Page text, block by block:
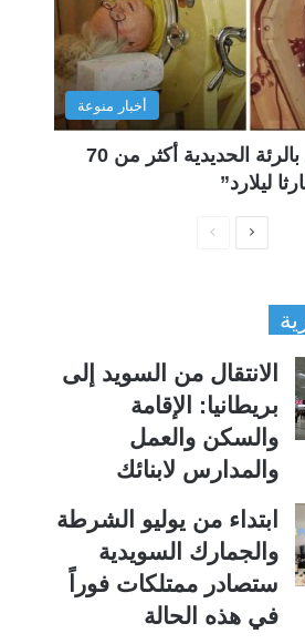
أخبار منوعة
عاشت تتنفس بالرئة الحديدية أكثر من 70
ليلارد”
ا
ل
س
ا
ل
ت
ا
ة
الانتقال من السويد إلى
بريطانيا: الإقامة
والسكن والعمل
والمدارس لابنائك
ابتداء من يوليو الشرطة
والجمارك السويدية
ستصادر ممتلكات فوراً
في هذه الحالة